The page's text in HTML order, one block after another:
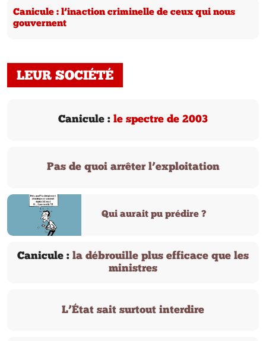
Canicule : l’inaction criminelle de ceux qui nous
gouvernent
LEUR SOCIÉTÉ
Canicule : le spectre de 2003
Pas de quoi arrêter l’exploitation
Qui aurait pu prédire ?
Canicule : la débrouille plus efficace que les
ministres
L’État sait surtout interdire